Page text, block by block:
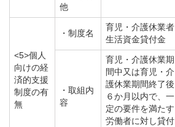
他
<5>個人
向けの経
済的支援
制度の有
無
・制度名
育児・介護休業者
生活資金貸付金
・取組内
容
育児・介護休業期
間中又は育児・介
護休業期間終了後
６か月以内で、一
定の要件を満たす
労働者に対し貸付